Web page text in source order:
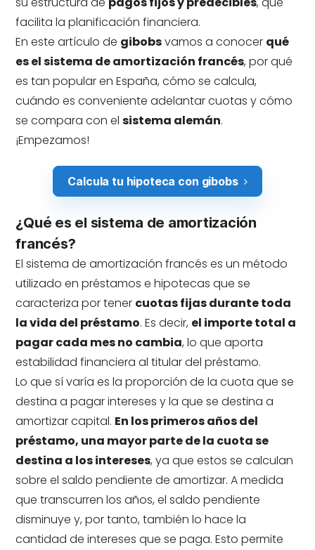
facilita la planificación financiera.
En este artículo de gibobsvamos a conocer qué
es el sistema de amortización francés, por qué
es tan popular en España, cómo se calcula,
cuándo es conveniente adelantar cuotas y cómo
se compara con elsistema alemán.
¡Empezamos!
Calcula tu hipoteca con gibobs
¿Qué es el sistema de amortización
francés?
El sistema de amortización francés es un método
utilizado en préstamos e hipotecas que se
caracteriza por tener cuotas fijas durante toda
la vida del préstamo. Es decir, el importe total a
pagar cada mes no cambia, lo que aporta
estabilidad financiera al titular del préstamo.
Lo que sí varía es la proporción de la cuota que se
destina a pagar intereses y la que se destina a
amortizar capital. En los primeros años del
préstamo, una mayor parte de la cuota se
destina a los intereses, ya que estos se calculan
sobre el saldo pendiente de amortizar. A medida
que transcurren los años, el saldo pendiente
disminuye y, por tanto, también lo hace la
cantidad de intereses que se paga. Esto permite